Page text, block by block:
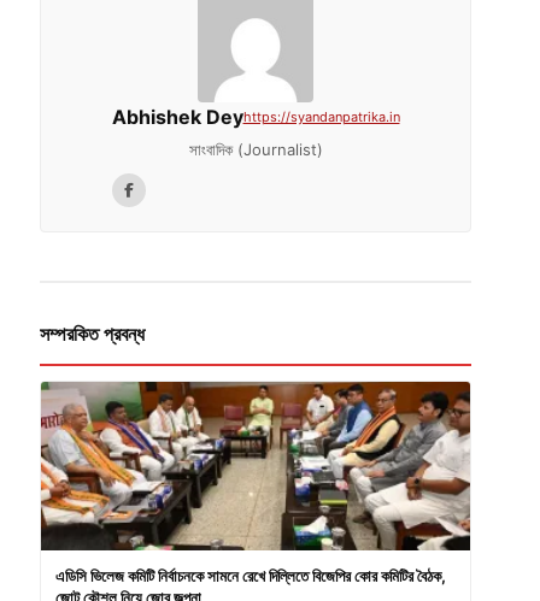
Abhishek Deyhttps://syandanpatrika.in
সাংবাদিক (Journalist)
সম্পরকিত প্রবন্ধ
এডিসি ভিলেজ কমিটি নির্বাচনকে সামনে রেখে দিল্লিতে বিজেপির কোর কমিটির বৈঠক,
জোট কৌশল নিয়ে জোর জল্পনা